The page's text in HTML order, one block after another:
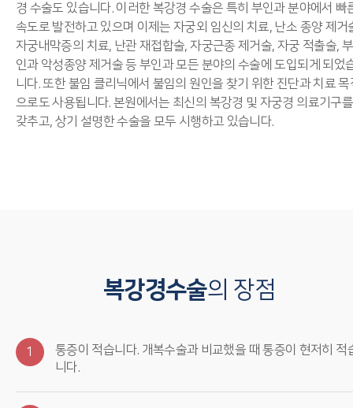
경 수술도 있습니다. 이러한 복강경 수술은 특히 부인과 분야에서 빠
속도로 발전하고 있으며 이제는 자궁외 임신의 치료, 난소 종양 제거
자궁내막증의 치료, 난관 재접합술, 자궁근종 제거술, 자궁 적출술, 부
인과 악성종양 제거술 등 부인과 모든 분야의 수술에 도입되게 되었
니다. 또한 불임 클리닉에서 불임의 원인을 찾기 위한 진단과 치료 목
으로도 사용됩니다. 본원에서는 최신의 복강경 및 자궁경 의료기구를
갖추고, 상기 설명한 수술을 모두 시행하고 있습니다.
복강경수술의 장점
1
통증이 적습니다. 개복수술과 비교했을 때 통증이 현저히 적
니다.